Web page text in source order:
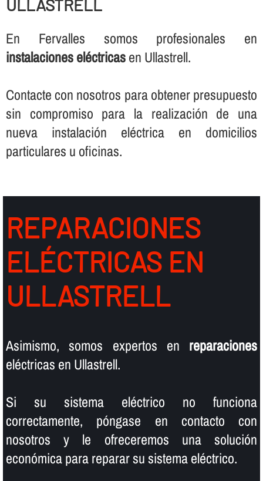
ULLASTRELL
En Fervalles somos profesionales en
instalaciones eléctricasen Ullastrell.
Contacte con nosotros para obtener presupuesto
sin compromiso para la realización de una
nueva instalación eléctrica en domicilios
particulares u oficinas.
REPARACIONES
ELÉCTRICAS EN
ULLASTRELL
Asimismo, somos expertos en reparaciones
eléctricas en Ullastrell.
Si su sistema eléctrico no funciona
correctamente, póngase en contacto con
nosotros y le ofreceremos una solución
económica para reparar su sistema eléctrico.